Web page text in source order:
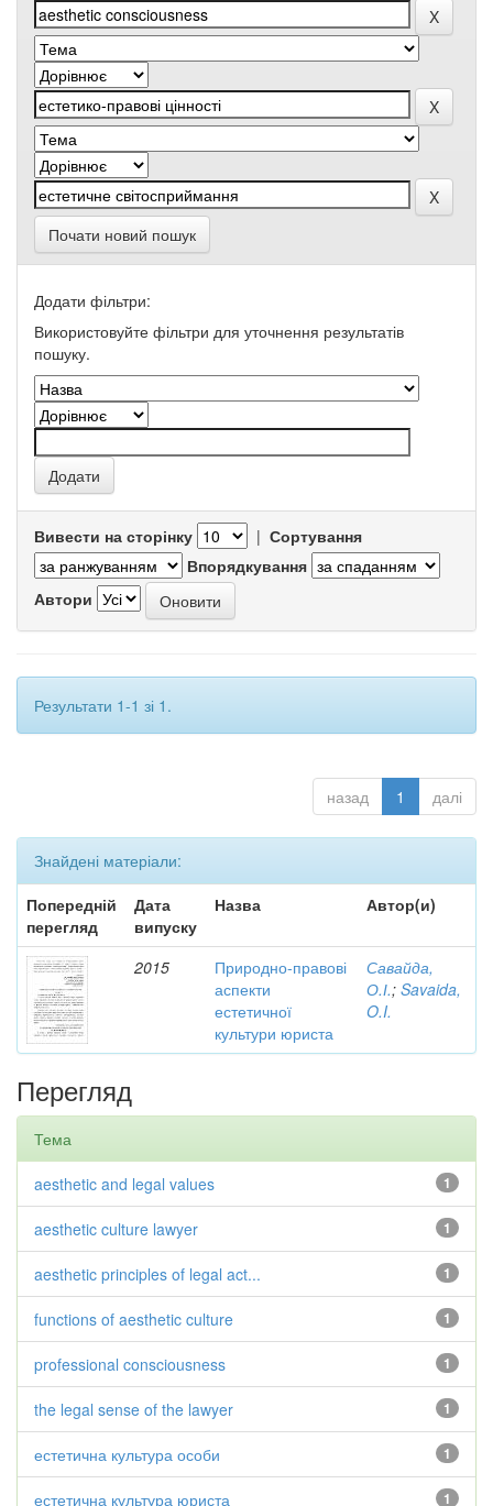
Почати новий пошук
Додати фільтри:
Використовуйте фільтри для уточнення результатів
пошуку.
Вивести на сторінку | Сортування
Впорядкування
Автори
Результати 1-1 зі 1.
назад 1 далі
Знайдені матеріали:
Попередній
перегляд
Дата
випуску
Назва Автор(и)
2015
Природно-правові
аспекти
естетичної
культури юриста
Савайда,
О.І.; Savaida,
O.I.
Перегляд
Тема
1
aesthetic and legal values
1
aesthetic culture lawyer
1
aesthetic principles of legal act...
1
functions of aesthetic culture
1
professional consciousness
1
the legal sense of the lawyer
1
естетична культура особи
1
естетична культура юриста